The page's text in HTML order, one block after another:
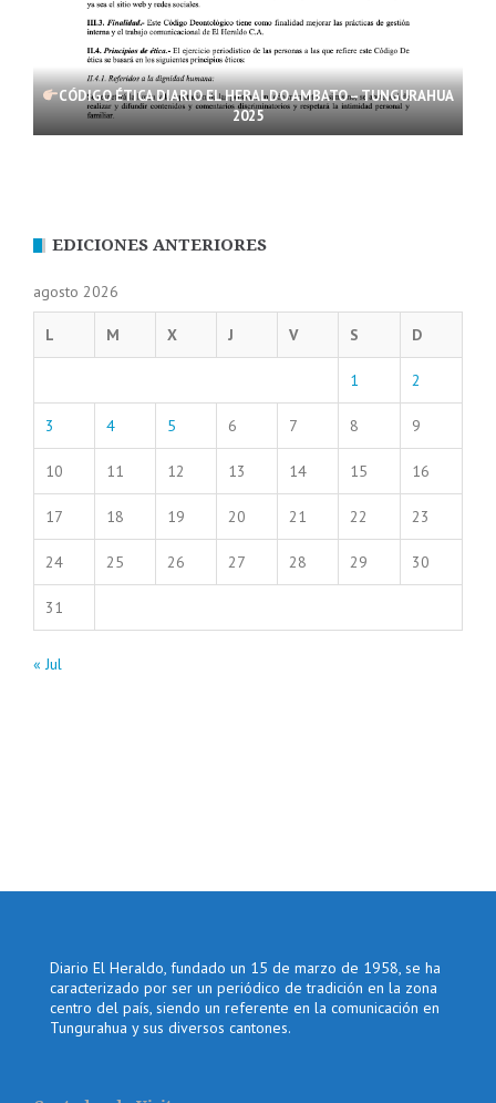
CÓDIGO ÉTICA DIARIO EL HERALDO AMBATO – TUNGURAHUA
2025
EDICIONES ANTERIORES
agosto 2026
L M X J V S D
1 2
3 4 5 6 7 8 9
10 11 12 13 14 15 16
17 18 19 20 21 22 23
24 25 26 27 28 29 30
31
« Jul
Diario El Heraldo, fundado un 15 de marzo de 1958, se ha
caracterizado por ser un periódico de tradición en la zona
centro del país, siendo un referente en la comunicación en
Tungurahua y sus diversos cantones.